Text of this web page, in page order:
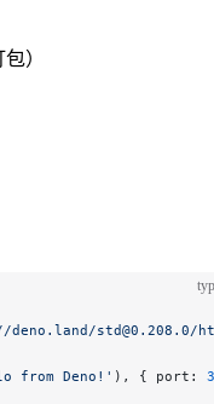
）
std@0.208.0/
from Deno!' ), { port: